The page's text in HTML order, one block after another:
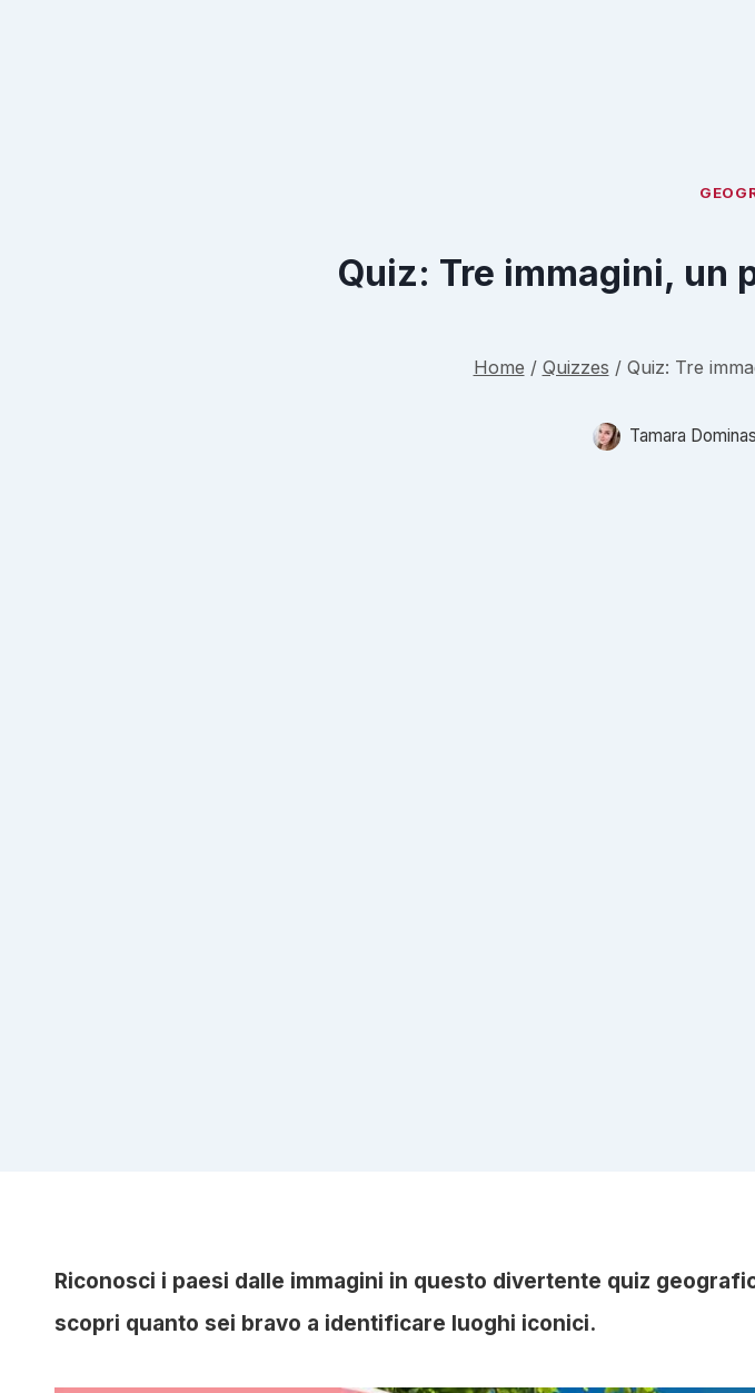
Quiz: Tre immagini, un
Home / Quizzes / Quiz: Tre
Tamara Dominas
Riconosci i paesi dalle immagini in questo divertente quiz
scopri quanto sei bravo a identificare luoghi iconici.